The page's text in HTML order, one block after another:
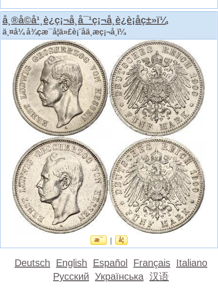
å¸®å©å¹¸è¿ç¡¬å¸å¯¹ç¡¬å¸è¿è¡åç±»ï¼
ä¸¤å¼ å¾çæ¯å¦ä»£è¡¨åä¸æç¡¬å¸ï¼
æ¯ å¦
Deutsch English Español Français Italiano
Русский Українська 汉语